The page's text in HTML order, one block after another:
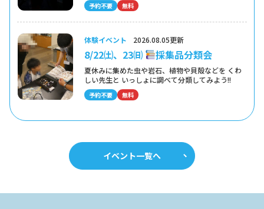
予約不要 無料
体験イベント 2026.08.05更新
8/22㈯、23㈰ 採集品分類会
夏休みに集めた虫や岩石、植物や貝殻などを くわ
しい先生と いっしょに調べて分類してみよう!!
予約不要 無料
イベント一覧へ